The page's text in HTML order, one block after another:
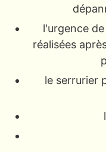
l'urgence
réalisées
le serrurier